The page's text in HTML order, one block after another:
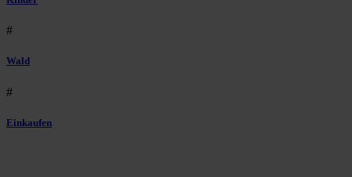
#
Wald
#
Einkaufen